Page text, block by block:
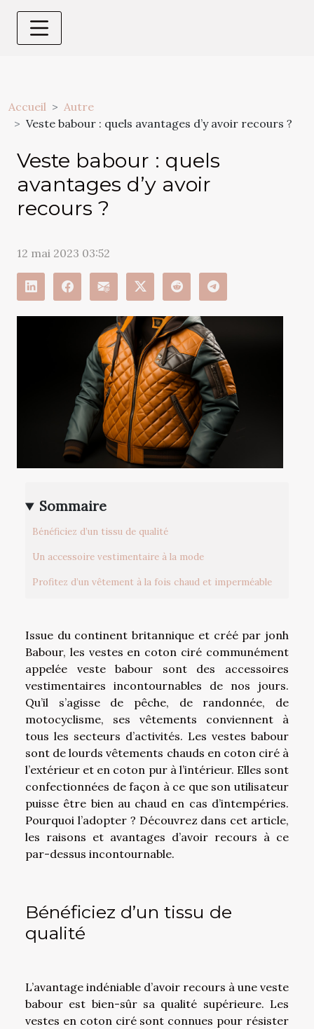
Accueil
Autre
Veste babour : quels avantages d’y avoir recours ?
Veste babour : quels
avantages d’y avoir
recours ?
12 mai 2023 03:52
Sommaire
Bénéficiez d’un tissu de qualité
Un accessoire vestimentaire à la mode
Profitez d’un vêtement à la fois chaud et imperméable
Issue du continent britannique et créé par jonh
Babour, les vestes en coton ciré communément
appelée veste babour sont des accessoires
vestimentaires incontournables de nos jours.
Qu’il s’agisse de pêche, de randonnée, de
motocyclisme, ses vêtements conviennent à
tous les secteurs d’activités. Les vestes babour
sont de lourds vêtements chauds en coton ciré à
l’extérieur et en coton pur à l’intérieur. Elles sont
confectionnées de façon à ce que son utilisateur
puisse être bien au chaud en cas d’intempéries.
Pourquoi l’adopter ? Découvrez dans cet article,
les raisons et avantages d’avoir recours à ce
par-dessus incontournable.
Bénéficiez d’un tissu de
qualité
L’avantage indéniable d’avoir recours à une veste
babour est bien-sûr sa qualité supérieure. Les
vestes en coton ciré sont connues pour résister